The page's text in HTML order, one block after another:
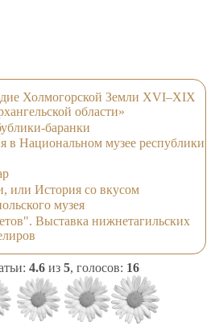
Холмогорской Земли ХVI–ХIХ
области»
баранки
в Национальном музее республики
или История со вкусом
музея
Выставка нижнетагильских
4.6 из 5, голосов: 16